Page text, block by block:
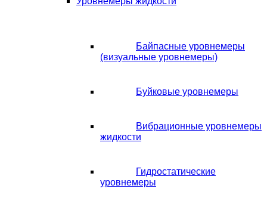
Байпасные уровнемеры
(визуальные уровнемеры)
Буйковые уровнемеры
Вибрационные уровнемеры
жидкости
Гидростатические
уровнемеры